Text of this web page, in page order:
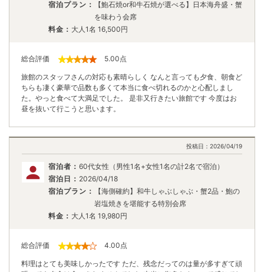
宿泊プラン：
【鮑石焼or和牛石焼が選べる】日本海舟盛・蟹
を味わう会席
料金： 大人1名 16,500円
総合評価 5.00点
旅館のスタッフさんの対応も素晴らしく なんと言っても夕食、朝食ど
ちらも凄く豪華で品数も多くて本当に食べ切れるのかと心配しまし
た。やっと食べて大満足でした。 是非又行きたい旅館です 今度はお
昼を抜いて行こうと思います。
投稿日： 2026/04/19
宿泊者： 60代女性（男性1名+女性1名の計2名で宿泊）
宿泊日： 2026/04/18
宿泊プラン：
【海側確約】和牛しゃぶしゃぶ・蟹2品・鮑の
岩塩焼きを堪能する特別会席
料金： 大人1名 19,980円
総合評価 4.00点
料理はとても美味しかったです ただ、残念だってのは量が多すぎて頑